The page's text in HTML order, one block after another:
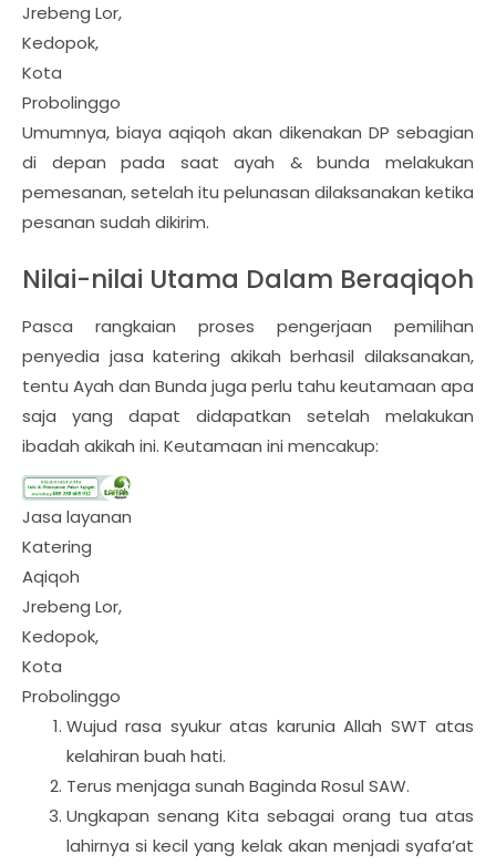
Jrebeng Lor,
Kedopok,
Kota
Probolinggo
Umumnya, biaya aqiqoh akan dikenakan DP sebagian
di depan pada saat ayah & bunda melakukan
pemesanan, setelah itu pelunasan dilaksanakan ketika
pesanan sudah dikirim.
Nilai-nilai Utama Dalam Beraqiqoh
Pasca rangkaian proses pengerjaan pemilihan
penyedia jasa katering akikah berhasil dilaksanakan,
tentu Ayah dan Bunda juga perlu tahu keutamaan apa
saja yang dapat didapatkan setelah melakukan
ibadah akikah ini. Keutamaan ini mencakup:
Jasa layanan
Katering
Aqiqoh
Jrebeng Lor,
Kedopok,
Kota
Probolinggo
Wujud rasa syukur atas karunia Allah SWT atas
kelahiran buah hati.
Terus menjaga sunah Baginda Rosul SAW.
Ungkapan senang Kita sebagai orang tua atas
lahirnya si kecil yang kelak akan menjadi syafa’at